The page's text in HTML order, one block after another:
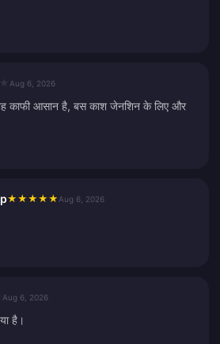
Aug 6, 2026
काफी आसान है, बस काश जेनशिन के लिए और
★ ★ ★ ★ ★ Aug 6, 2026
Aug 6, 2026
है।